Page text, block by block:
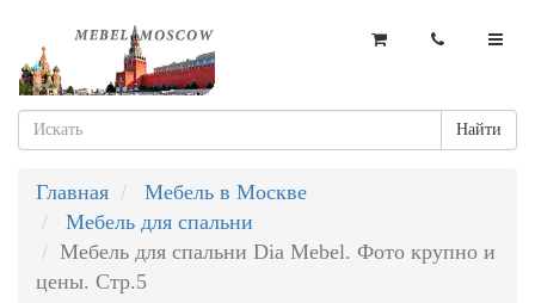
Найти
Главная
Мебель в Москве
Мебель для спальни
Мебель для спальни Dia Mebel. Фото крупно и
цены. Стр.5